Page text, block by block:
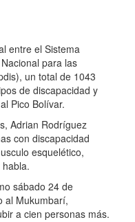
entre el Sistema
para las
un total de 1043
de discapacidad y
Pico Bolívar.
Adrian Rodríguez
con discapacidad
esquelético,
sábado 24 de
al Mukumbarí,
a cien personas más.